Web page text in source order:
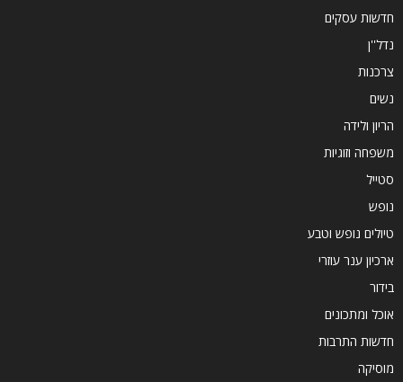
חדשות עסקים
נדל''ן
צרכנות
נשים
הריון ולידה
משפחה וזוגיות
סטייל
נופש
טיולים נופש וטבע
ארכיון ענר עוזרי
בידור
אוכל ומתכונים
חדשות התרבות
מוסיקה